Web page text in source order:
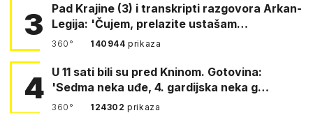
3
Pad Krajine (3) i transkripti razgovora Arkan-
Legija: 'Čujem, prelazite ustašam…
360° 140944prikaza
4 U 11 sati bili su pred Kninom. Gotovina:
'Sedma neka uđe, 4. gardijska neka g…
360° 124302prikaza